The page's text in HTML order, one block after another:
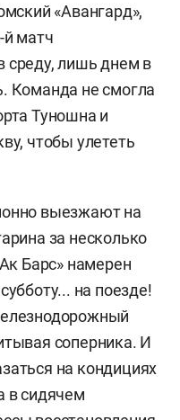
«Авангард»,
й матч
среду, лишь днем в
Команда не смогла
Туношна и
чтобы улететь
выезжают на
за несколько
Барс» намерен
на поезде!
соперника. И
на кондициях
в сидячем